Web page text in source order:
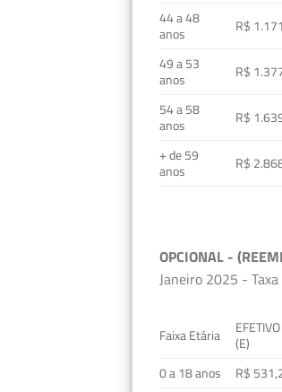
44 a 48
anos
R$
49 a 53
anos
R$
54 a 58
anos
R$
+ de 59
anos
R$
OPCIONAL -
Janeiro 2025 -
Faixa Etária
(E)
0 a 18 anos
R$